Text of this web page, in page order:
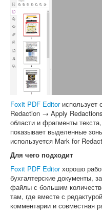
Foxit PDF Editorиспользует
Redaction → Apply
области и фрагменты
показывает выделенные
используется Mark for
Для чего подходит
Foxit PDF Editorхорошо
бухгалтерские документы,
файлы с большим
там, где вместе с
комментарии и совместная